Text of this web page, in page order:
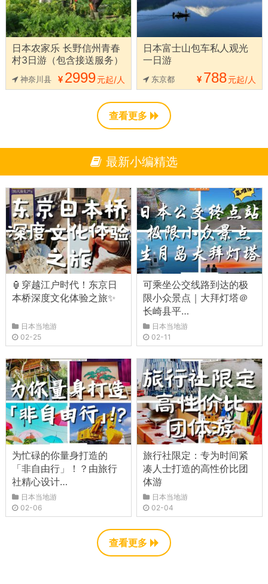
日本农家乐 长野信州青春
村3日游（包含接送服务）
神奈川县 2999元起/人
日本富士山包车私人观光
一日游
东京都 788元起/人
查看更多
最新小编精选
🏮穿越江户时代！东京日
本桥深度文化体验之旅✨
日本当地游
02-25
可乘坐公交线路到达的极
限小众景点｜大拜灯塔＠
长崎县平…
日本当地游
02-11
为忙碌的你量身打造的
「非自由行」！？由旅行
社精心设计…
日本当地游
02-06
旅行社限定：专为时间紧
凑人士打造的高性价比团
体游
日本当地游
02-04
查看更多